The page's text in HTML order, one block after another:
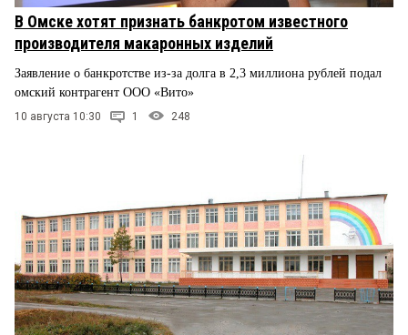
В Омске хотят признать банкротом известного
производителя макаронных изделий
Заявление о банкротстве из-за долга в 2,3 миллиона рублей подал
омский контрагент ООО «Вито»
10 августа 10:30 1 248